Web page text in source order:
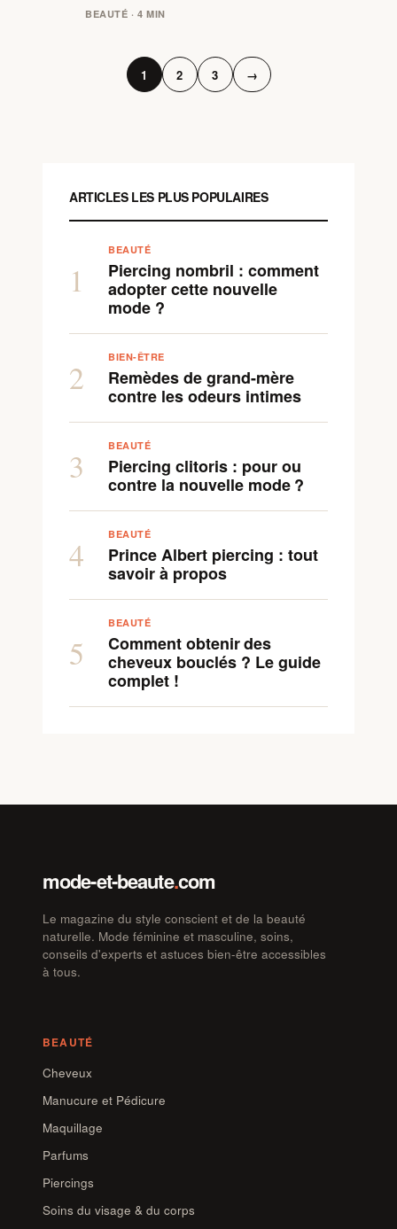
BEAUTÉ · 4 MIN
1 2 3 →
ARTICLES LES PLUS POPULAIRES
1
BEAUTÉ
Piercing nombril : comment
adopter cette nouvelle
mode ?
2
BIEN-ÊTRE
Remèdes de grand-mère
contre les odeurs intimes
3
BEAUTÉ
Piercing clitoris : pour ou
contre la nouvelle mode ?
4
BEAUTÉ
Prince Albert piercing : tout
savoir à propos
5
BEAUTÉ
Comment obtenir des
cheveux bouclés ? Le guide
complet !
mode-et-beaute.com
Le magazine du style conscient et de la beauté
naturelle. Mode féminine et masculine, soins,
conseils d'experts et astuces bien-être accessibles
à tous.
BEAUTÉ
Cheveux
Manucure et Pédicure
Maquillage
Parfums
Piercings
Soins du visage & du corps